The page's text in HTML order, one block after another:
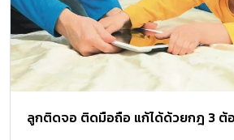
ลูกติดจอ ติดมือถือ แก้ได้ด้วยกฎ 3 ต้